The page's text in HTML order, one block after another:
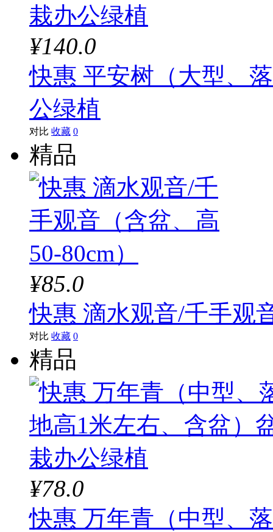
¥140.0
快惠 平安树（大型、
公绿植
对比 收藏 0
精品
¥85.0
快惠 滴水观音/千手观
对比 收藏 0
精品
¥78.0
快惠 万年青（中型、